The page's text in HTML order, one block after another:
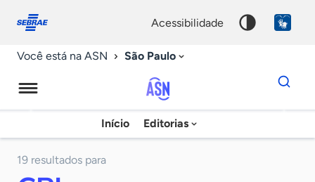
conosco
acessibilidade
Você está na ASN São Paulo
Agência
Sebrae
Início Editorias
Dados
para
chave
19 resultados para